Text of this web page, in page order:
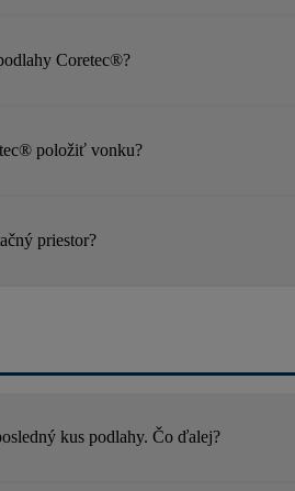
Coretec®?
položiť vonku?
priestor?
kus podlahy. Čo ďalej?